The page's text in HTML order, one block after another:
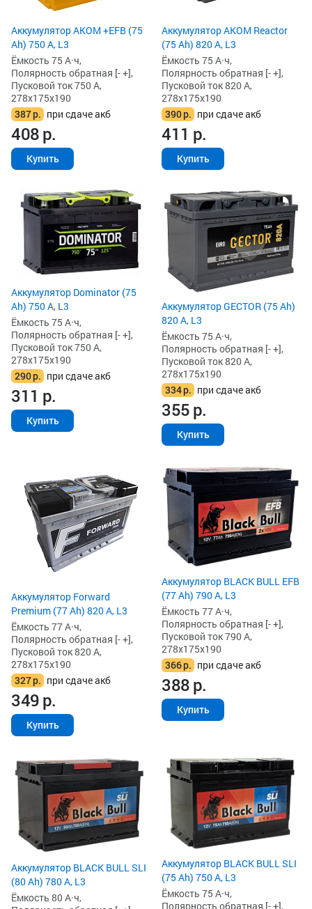
Аккумулятор AKOM +EFB (75
Ah) 750 А, L3
Ёмкость 75 А·ч,
Полярность обратная [- +],
Пусковой ток 750 А,
278x175x190
387р. при сдаче акб
408р.
Купить
Аккумулятор AKOM Reactor
(75 Ah) 820 А, L3
Ёмкость 75 А·ч,
Полярность обратная [- +],
Пусковой ток 820 А,
278x175x190
390р. при сдаче акб
411 р.
Купить
Аккумулятор Dominator (75
Ah) 750 А, L3
Ёмкость 75 А·ч,
Полярность обратная [- +],
Пусковой ток 750 А,
278x175x190
290р. при сдаче акб
311 р.
Купить
Аккумулятор GECTOR (75 Ah)
820 А, L3
Ёмкость 75 А·ч,
Полярность обратная [- +],
Пусковой ток 820 А,
278x175x190
334р. при сдаче акб
355р.
Купить
Аккумулятор Forward
Premium (77 Ah) 820 А, L3
Ёмкость 77 А·ч,
Полярность обратная [- +],
Пусковой ток 820 А,
278x175x190
327р. при сдаче акб
349р.
Купить
Аккумулятор BLACK BULL EFB
(77 Ah) 790 А, L3
Ёмкость 77 А·ч,
Полярность обратная [- +],
Пусковой ток 790 А,
278x175x190
366р. при сдаче акб
388р.
Купить
Аккумулятор BLACK BULL SLI
(80 Ah) 780 А, L3
Ёмкость 80 А·ч,
Аккумулятор BLACK BULL SLI
(75 Ah) 750 А, L3
Ёмкость 75 А·ч,
Полярность обратная [- +],